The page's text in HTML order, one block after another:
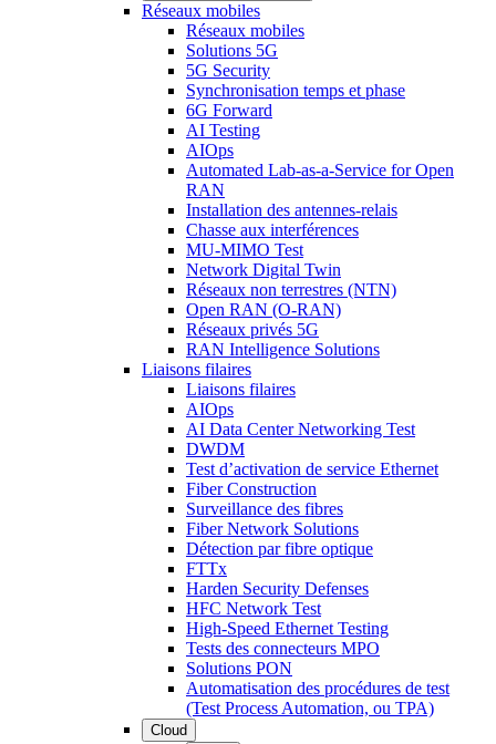
Réseaux mobiles
Réseaux mobiles
Solutions 5G
5G Security
Synchronisation temps et phase
6G Forward
AI Testing
AIOps
Automated Lab-as-a-Service for Open
RAN
Installation des antennes-relais
Chasse aux interférences
MU-MIMO Test
Network Digital Twin
Réseaux non terrestres (NTN)
Open RAN (O-RAN)
Réseaux privés 5G
RAN Intelligence Solutions
Liaisons filaires
Liaisons filaires
AIOps
AI Data Center Networking Test
DWDM
Test d’activation de service Ethernet
Fiber Construction
Surveillance des fibres
Fiber Network Solutions
Détection par fibre optique
FTTx
Harden Security Defenses
HFC Network Test
High-Speed Ethernet Testing
Tests des connecteurs MPO
Solutions PON
Automatisation des procédures de test
(Test Process Automation, ou TPA)
Cloud